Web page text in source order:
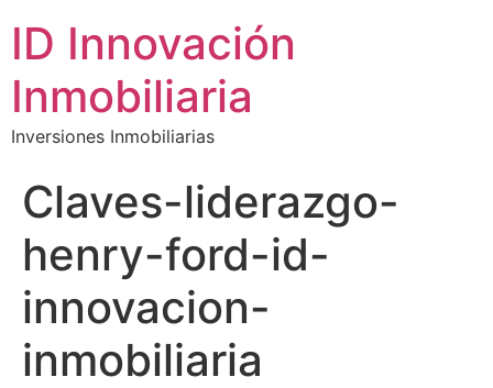
ID Innovación
Inmobiliaria
Inversiones Inmobiliarias
Claves-liderazgo-
henry-ford-id-
innovacion-
inmobiliaria